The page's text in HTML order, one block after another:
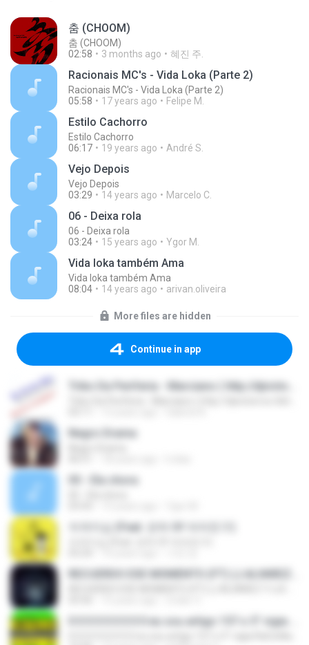
춤 (CHOOM)
춤 (CHOOM)
02:58
3 months ago 혜진 주.
Racionais MC's - Vida Loka (Parte 2)
Racionais MC's - Vida Loka (Parte 2)
05:58
17 years ago Felipe M.
Estilo Cachorro
Estilo Cachorro
06:17
19 years ago André S.
Vejo Depois
Vejo Depois
03:29
14 years ago Marcelo C.
06 - Deixa rola
06 - Deixa rola
03:24
15 years ago Ygor M.
Vida loka também Ama
Vida loka também Ama
08:04
14 years ago arivan.oliveira
More files are hidden
Continue in app
Negro Drama
05 - Ela chora
자격지심 (Feat. 은하 Of 여자친구)